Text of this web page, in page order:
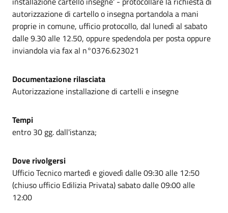
autorizzazione di cartello o insegna portandola a mani
proprie in comune, ufficio protocollo, dal lunedì al sabato
dalle 9.30 alle 12.50, oppure spedendola per posta oppure
inviandola via fax al n°0376.623021
Documentazione rilasciata
Autorizzazione installazione di cartelli e insegne
Tempi
entro 30 gg. dall'istanza;
Dove rivolgersi
Ufficio Tecnico martedì e giovedì dalle 09:30 alle 12:50
(chiuso ufficio Edilizia Privata) sabato dalle 09:00 alle
12:00